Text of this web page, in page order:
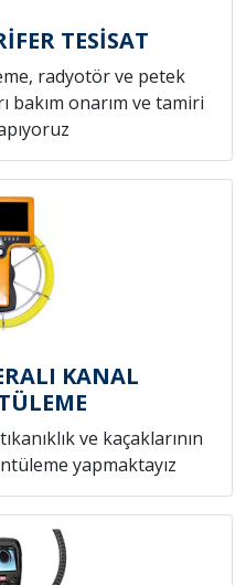
TESİSAT
radyotör ve petek
bakım onarım ve tamiri
KANAL
ve kaçaklarının
yapmaktayız